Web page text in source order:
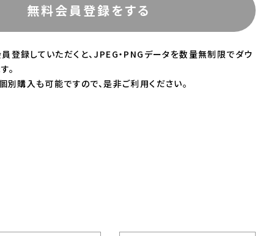
無料会員登録をする
登録していただくと、JPEG・PNGデータを数量無制限でダウ
。
別購入も可能ですので、是非ご利用ください。